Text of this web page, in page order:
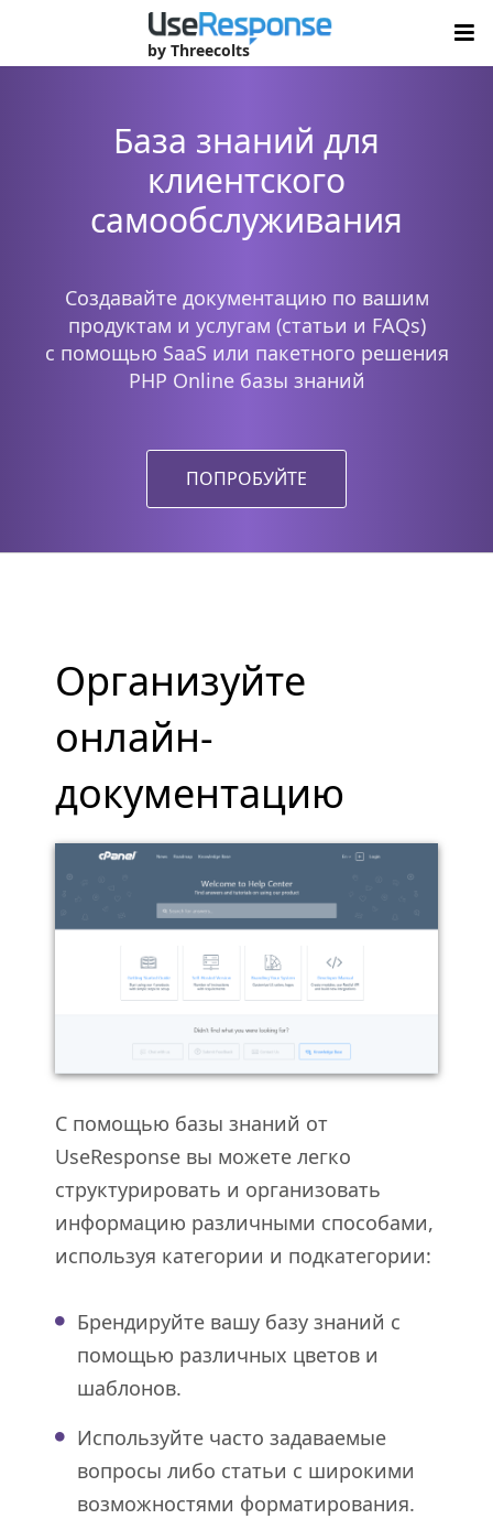
by Threecolts
База знаний для
клиентского
самообслуживания
Создавайте документацию по вашим
продуктам и услугам (статьи и FAQs)
с помощью SaaS или пакетного решения
PHP Online базы знаний
ПОПРОБУЙТЕ
Организуйте
онлайн-
документацию
С помощью базы знаний от
UseResponse вы можете легко
структурировать и организовать
информацию различными способами,
используя категории и подкатегории:
Брендируйте вашу базу знаний с
помощью различных цветов и
шаблонов.
Используйте часто задаваемые
вопросы либо статьи с широкими
возможностями форматирования.